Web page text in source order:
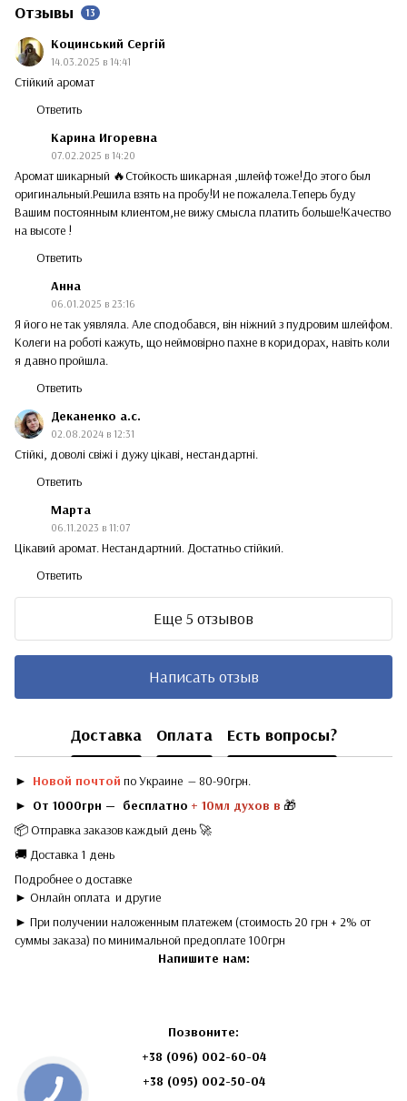
Отзывы 13
Коцинський Сергій
14.03.2025 в 14:41
Стійкий аромат
Ответить
Карина Игоревна
07.02.2025 в 14:20
Аромат шикарный 🔥Стойкость шикарная ,шлейф тоже!До этого был
оригинальный.Решила взять на пробу!И не пожалела.Теперь буду
Вашим постоянным клиентом,не вижу смысла платить больше!Качество
на высоте !
Ответить
Анна
06.01.2025 в 23:16
Я його не так уявляла. Але сподобався, він ніжний з пудровим шлейфом.
Колеги на роботі кажуть, що неймовірно пахне в коридорах, навіть коли
я давно пройшла.
Ответить
Деканенко а.с.
02.08.2024 в 12:31
Стійкі, доволі свіжі і дужу цікаві, нестандартні.
Ответить
Марта
06.11.2023 в 11:07
Цікавий аромат. Нестандартний. Достатньо стійкий.
Ответить
Еще 5 отзывов
Написать отзыв
Доставка Оплата Есть вопросы?
► Новой почтой по Украине — 80-90грн.
► От 1000грн — бесплатно + 10мл духов в 🎁
📦 Отправка заказов каждый день 🚀
🚚 Доставка 1 день
Подробнее о доставке
► Онлайн оплата и другие
► При получении наложенным платежем (стоимость 20 грн + 2% от
суммы заказа) по минимальной предоплате 100грн
Напишите нам:
Позвоните:
+38 (096) 002-60-04
+38 (095) 002-50-04